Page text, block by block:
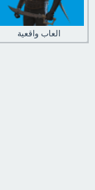
العاب واقعية